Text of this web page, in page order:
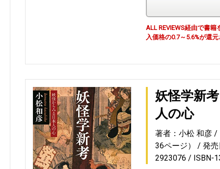
ALL REVIEWS経由で書
入価格の0.7～5.6%が還
妖怪学新
人の心
著者：小松 和彦
36ページ）
発
2923076
ISBN-